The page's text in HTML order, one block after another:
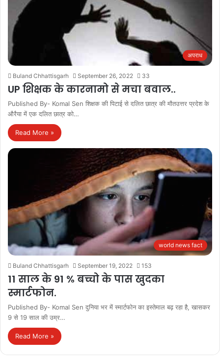
अपराध
Buland Chhattisgarh September 26, 2022 33
UP शिक्षक के कारनामो से मचा बवाल..
Published By- Komal Sen शिक्षक की पिटाई से दलित छात्र की मौतउत्तर प्रदेश के
औरैया में एक दलित छात्र को…
Read More »
world news fact
Buland Chhattisgarh September 19, 2022 153
11 साल के 91 % बच्चो के पास खुदका
स्मार्टफोन.
Published By- Komal Sen दुनिया भर में स्मार्टफोन का इस्तेमाल बढ़ रहा है, खासकर
9 से 19 साल की उम्र…
Read More »